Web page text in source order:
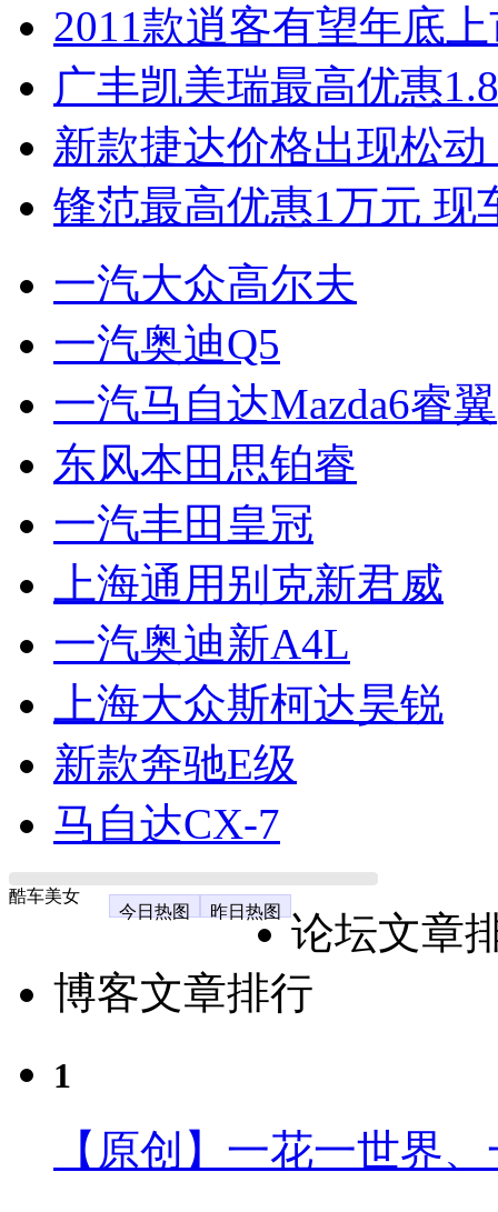
2011款逍客有望年底
广丰凯美瑞最高优惠
新款捷达价格出现松
锋范最高优惠1万元 现
一汽大众高尔夫
一汽奥迪Q5
一汽马自达Mazda6睿翼
东风本田思铂睿
一汽丰田皇冠
上海通用别克新君威
一汽奥迪新A4L
上海大众斯柯达昊锐
新款奔驰E级
马自达CX-7
酷车美女
今日热图
昨日热图
论坛文章
博客文章排行
1
【原创】一花一世界